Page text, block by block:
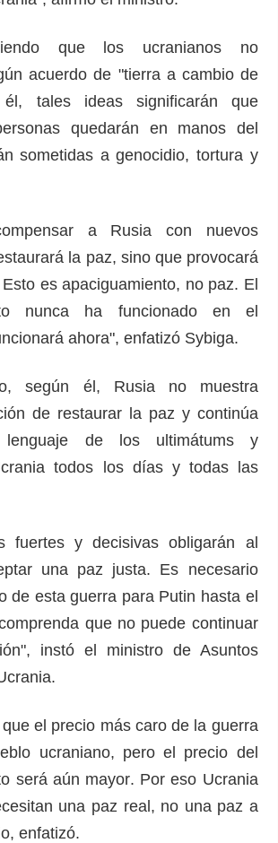
que los ucranianos no
acuerdo de "tierra a cambio de
tales ideas significarán que
quedarán en manos del
sometidas a genocidio, tortura y
a Rusia con nuevos
la paz, sino que provocará
es apaciguamiento, no paz. El
nunca ha funcionado en el
ahora", enfatizó Sybiga.
según él, Rusia no muestra
de restaurar la paz y continúa
lenguaje de los ultimátums y
todos los días y todas las
fuertes y decisivas obligarán al
una paz justa. Es necesario
de esta guerra para Putin hasta el
que no puede continuar
instó el ministro de Asuntos
el precio más caro de la guerra
ucraniano, pero el precio del
será aún mayor. Por eso Ucrania
una paz real, no una paz a
enfatizó.